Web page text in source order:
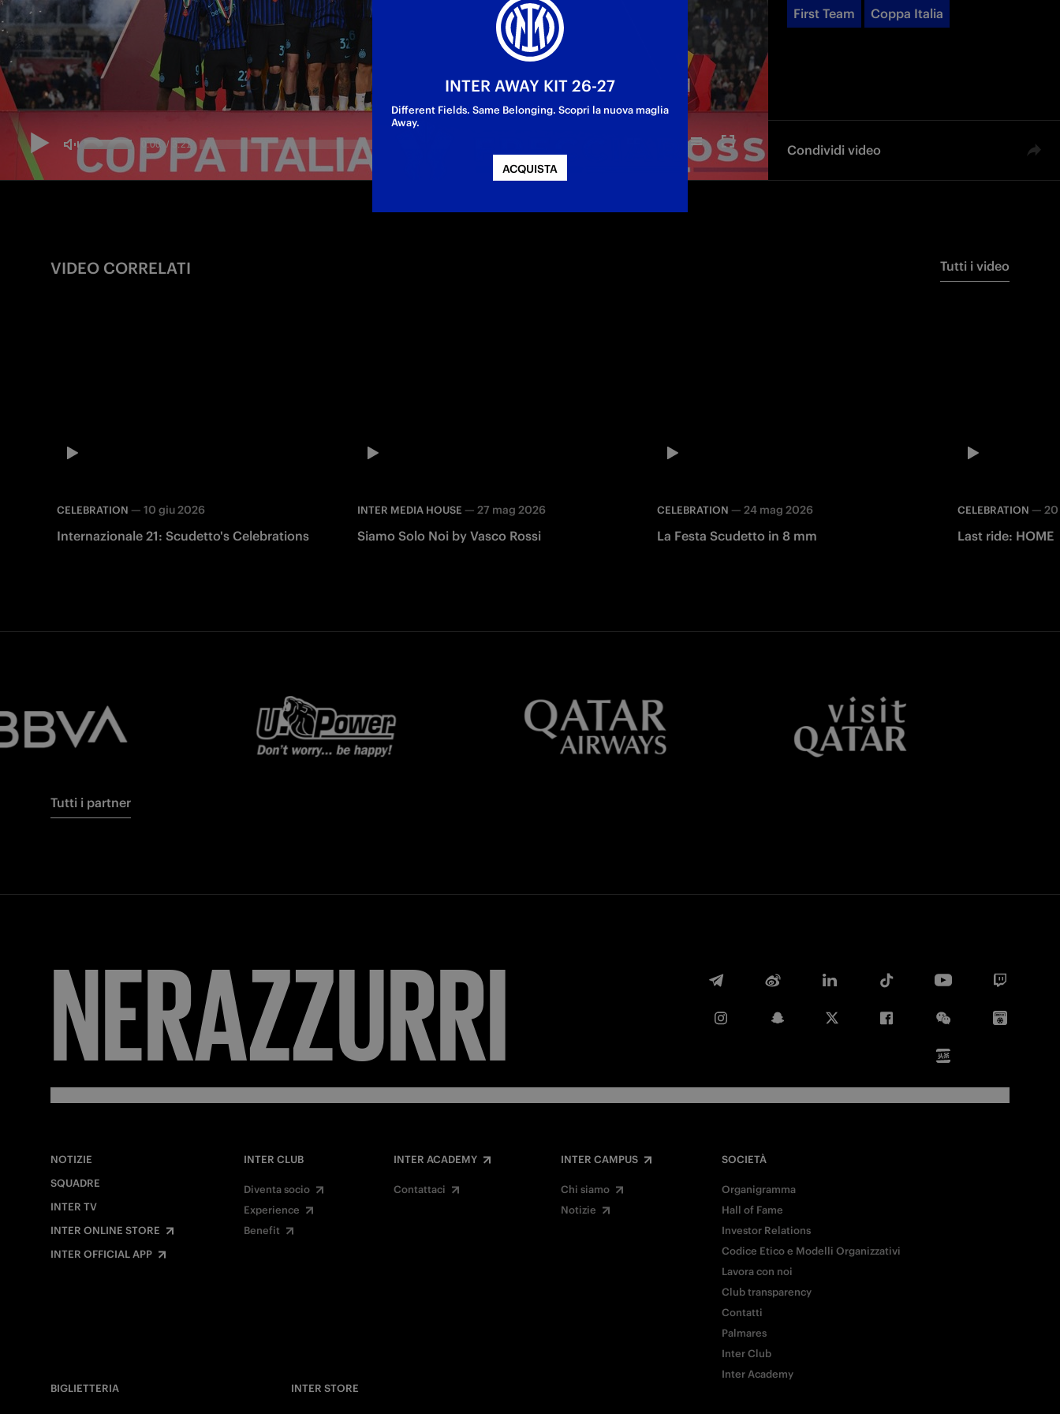
First Team Coppa Italia
Condividi video
Twitter
VIDEO CORRELATI Tutti i video
CELEBRATION — 10 giu 2026
Internazionale 21: Scudetto's Celebrations
INTER MEDIA HOUSE — 27 mag 2026
Siamo Solo Noi by Vasco Rossi
CELEBRATION —24 mag 2026
La Festa Scudetto in 8 mm
CELEBRATION — 20
Last ride: HOME
Tutti i partner
FORZA
NOTIZIE
SQUADRE
INTER TV
INTER ONLINE STORE
INTER OFFICIAL APP
INTER CLUB
Diventa socio
Experience
Benefit
INTER ACADEMY
Contattaci
INTER CAMPUS
Chi siamo
Notizie
SOCIETÀ
Organigramma
Hall of Fame
Investor Relations
Codice Etico e Modelli Organizzativi
Lavora con noi
Club transparency
Contatti
Palmares
Inter Club
Inter Academy
BIGLIETTERIA
INTER STORE
INTER AWAY KIT 26-27
Different Fields. Same Belonging. Scopri la nuova maglia
Away.
ACQUISTA